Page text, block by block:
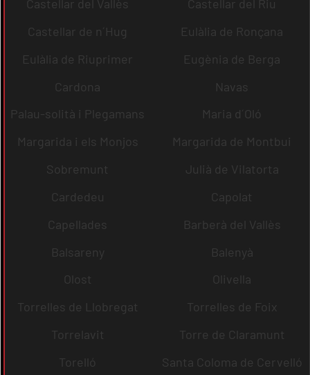
Castellar del Vallès
Castellar del Riu
Castellar de n´Hug
Eulàlia de Ronçana
Eulàlia de Riuprimer
Eugènia de Berga
Cardona
Navas
Palau-solità i Plegamans
Maria d´Oló
Margarida i els Monjos
Margarida de Montbui
Sobremunt
Julià de Vilatorta
Cardedeu
Capolat
Capellades
Barberà del Vallès
Balsareny
Balenyà
Olost
Olivella
Torrelles de Llobregat
Torrelles de Foix
Torrelavit
Torre de Claramunt
Torelló
Santa Coloma de Cervelló